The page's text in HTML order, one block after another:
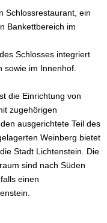
Schlossrestaurant, ein
Bankettbereich im
Schlosses integriert
sowie im Innenhof.
die Einrichtung von
zugehörigen
ausgerichtete Teil des
Weinberg bietet
Stadt Lichtenstein. Die
sind nach Süden
einen